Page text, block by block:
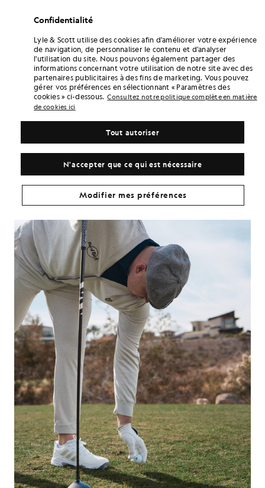
Il a parlé de Jim Barnes. « Long Jim ». Quadruple vainqueur de
tournois majeurs britanniques. Mesurant 1,93 m, comme Harry, et
fidèle au West Cornwall Golf Club. Il a parlé de son grand-père, qu’il
adorait. De la fierté qu’il tire de ses origines, et des raisons pour
lesquelles il est attiré par les tricots et une silhouette plus épurée et
mieux pensée. Il y a un petit côté Peaky Blinders là-dedans, c’est sûr,
mais ce n’est pas un déguisement. C’est un clin d’œil à l’héritage du
golf, et à l’idée qu’on peut avoir une allure soignée sans ressembler
à tout le monde.
C'est là aussi que l'aspect communautaire entre en jeu.
tient vraiment à rendre la pareille et à soutenir la pratique amateur.
Cela correspond tout à fait à notre vision du golf. Il ne s'agit pas
seulement des grandes scènes, mais aussi des clubs et des
communautés de tous les jours qui font vivre ce sport.
Confidentialité
Lyle & Scott utilise des cookies afin d'améliorer votre expérience
de navigation, de personnaliser le contenu et d'analyser
l'utilisation du site. Nous pouvons également partager des
informations concernant votre utilisation de notre site avec des
partenaires publicitaires à des fins de marketing. Vous pouvez
gérer vos préférences en sélectionnant « Paramètres des
cookies » ci-dessous. Consultez notre politique complète en matière
de cookies ici
N'accepter que ce qui est nécessaire
Tout autoriser
Modifier mes préférences